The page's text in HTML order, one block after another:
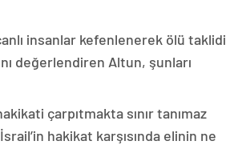
canlı insanlar kefenlenerek ölü taklidi
değerlendiren Altun, şunları
çarpıtmakta sınır tanımaz
hakikat karşısında elinin ne